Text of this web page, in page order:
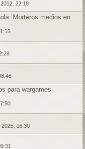
22:18
Morteros medios en
para wargames
2025, 16:30